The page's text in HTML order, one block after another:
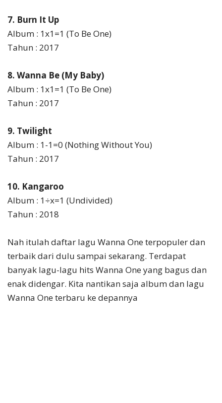
7. Burn It Up
Album : 1x1=1 (To Be One)
Tahun : 2017
8. Wanna Be (My Baby)
Album : 1x1=1 (To Be One)
Tahun : 2017
9. Twilight
Album : 1-1=0 (Nothing Without You)
Tahun : 2017
10. Kangaroo
Album : 1÷x=1 (Undivided)
Tahun : 2018
Nah itulah daftar lagu Wanna One terpopuler dan
terbaik dari dulu sampai sekarang. Terdapat
banyak lagu-lagu hits Wanna One yang bagus dan
enak didengar. Kita nantikan saja album dan lagu
Wanna One terbaru ke depannya